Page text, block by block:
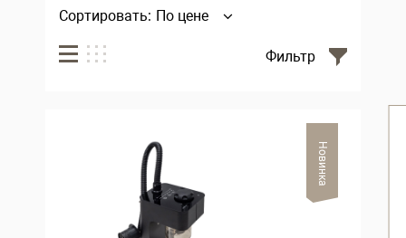
Сортировать: По цене
Фильтр
Новинка